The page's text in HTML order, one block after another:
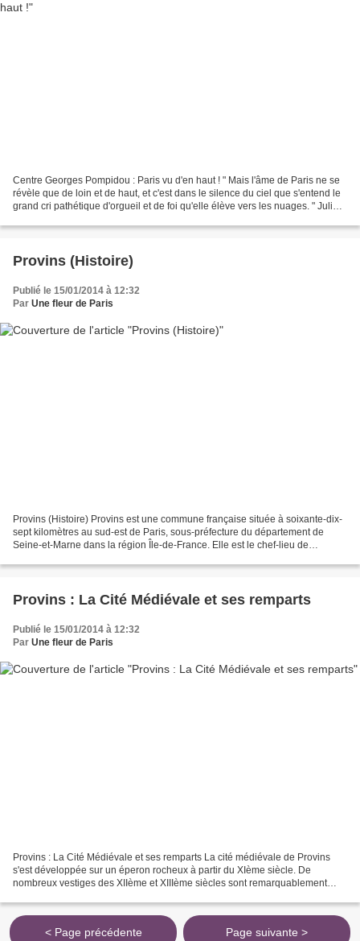
Centre Georges Pompidou : Paris vu d'en haut ! " Mais l'âme de Paris ne se
révèle que de loin et de haut, et c'est dans le silence du ciel que s'entend le
grand cri pathétique d'orgueil et de foi qu'elle élève vers les nuages. " Julien
Provins (Histoire)
Publié le 15/01/2014 à 12:32
Par Une fleur de Paris
Provins (Histoire) Provins est une commune française située à soixante-dix-
sept kilomètres au sud-est de Paris, sous-préfecture du département de
Seine-et-Marne dans la région Île-de-France. Elle est le chef-lieu de
Provins : La Cité Médiévale et ses remparts
Publié le 15/01/2014 à 12:32
Par Une fleur de Paris
Provins : La Cité Médiévale et ses remparts La cité médiévale de Provins
s'est développée sur un éperon rocheux à partir du XIème siècle. De
nombreux vestiges des XIIème et XIIIème siècles sont remarquablement
< Page précédente Page suivante >